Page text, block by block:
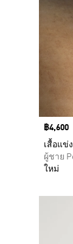
Price
฿4,600
เสื้อแข่
ผู้ชาย
ใหม่